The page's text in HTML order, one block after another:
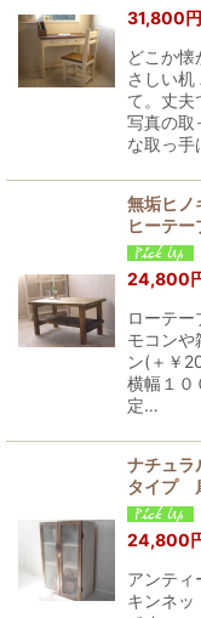
31,800円
どこか
さしい
て。丈夫
写真の
な取っ
無垢ヒ
ヒーテ
24,800
ローテー
モコンや
ン(＋￥
横幅１０
定…
ナチュ
タイプ
24,800
アンティ
キンネッ